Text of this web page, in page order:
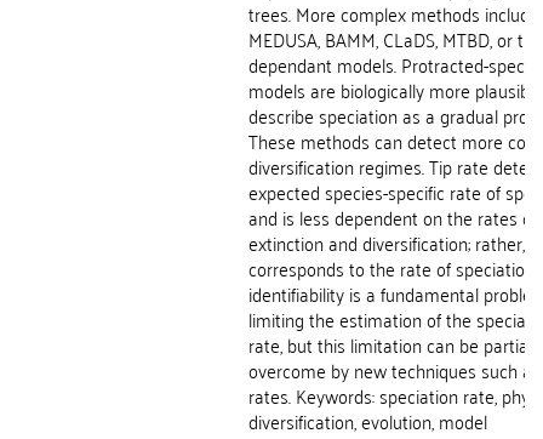
trees. More complex methods include
MEDUSA, BAMM, CLaDS, MTBD, or
dependant models. Protracted-
models are biologically more
describe speciation as a gradual
These methods can detect more
diversification regimes. Tip rate
expected species-specific rate of
and is less dependent on the rates of
extinction and diversification; rather, it
corresponds to the rate of
identifiability is a fundamental
limiting the estimation of the
rate, but this limitation can be partially
overcome by new techniques such
rates. Keywords: speciation rate,
diversification, evolution, model